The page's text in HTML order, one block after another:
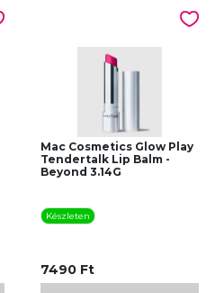
Mac Cosmetics Glow Play
Tendertalk Lip Balm -
Beyond 3.14G
Készleten
7490 Ft